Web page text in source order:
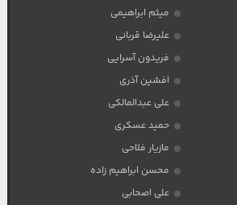
میثم ابراهیمی
علیرضا قربانی
فریدون آسرایی
افشین آذری
علی عبدالمالکی
حمید عسکری
مازیار فلاحی
محسن ابراهیم زاده
علی اصحابی